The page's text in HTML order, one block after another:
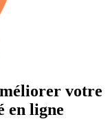
votre
en ligne